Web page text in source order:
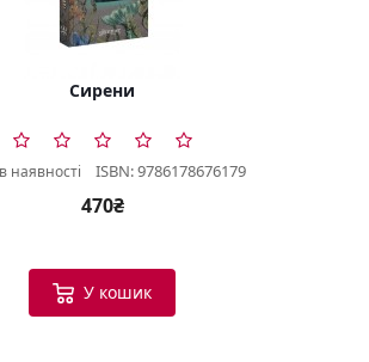
Сирени
наявності ISBN: 9786178676179
470₴
У кошик